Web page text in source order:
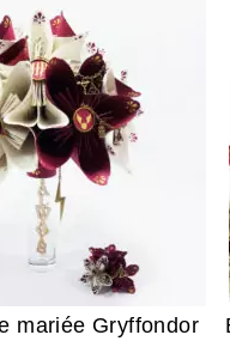
mariée Gryffondor